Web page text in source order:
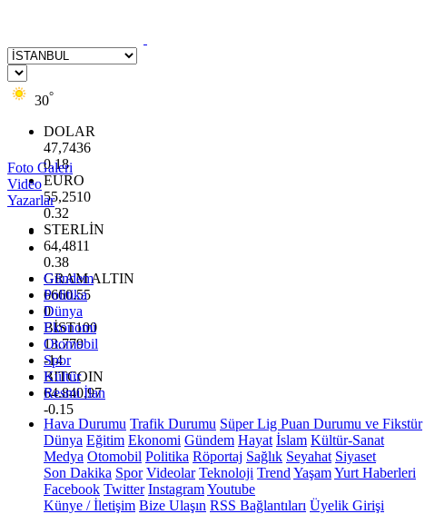
30°
DOLAR
47,7436
0.18
EURO
55,2510
0.32
STERLİN
64,4811
0.38
GRAM ALTIN
6660.55
0
BİST100
13.779
-14
BITCOIN
64.840,97
-0.15
Foto Galeri
Video
Yazarlar
Gündem
Politika
Dünya
Ekonomi
Otomobil
Spor
Kültür
Resmi İlan
Hava Durumu Trafik Durumu Süper Lig Puan Durumu ve Fikstür
Dünya Eğitim Ekonomi Gündem Hayat İslam Kültür-Sanat
Medya Otomobil Politika Röportaj Sağlık Seyahat Siyaset
Son Dakika Spor Videolar Teknoloji Trend YaşamYurt Haberleri
Facebook Twitter InstagramYoutube
Künye / İletişim Bize Ulaşın RSS Bağlantıları Üyelik Girişi